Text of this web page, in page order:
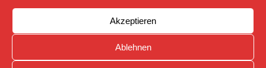
Akzeptieren
Ablehnen